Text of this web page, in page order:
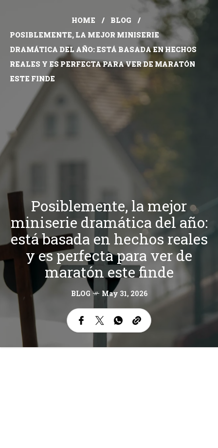
HOME
BLOG
POSIBLEMENTE, LA MEJOR MINISERIE
DRAMÁTICA DEL AÑO: ESTÁ BASADA EN HECHOS
REALES Y ES PERFECTA PARA VER DE MARATÓN
ESTE FINDE
Posiblemente, la mejor
miniserie dramática del año:
está basada en hechos reales
y es perfecta para ver de
maratón este finde
BLOG May 31, 2026